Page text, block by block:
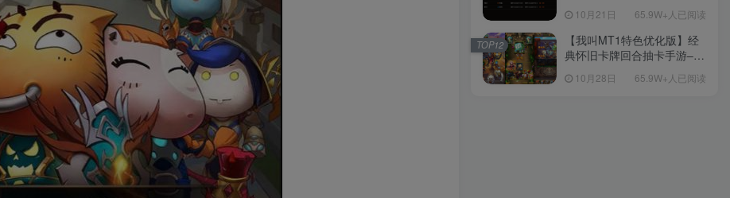
10月21日 65.9W+人已阅读
【我叫MT1特色优化版】经
典怀旧卡牌回合抽卡手游–打
教程-多功能GM后台工具-网
10月28日 65.9W+人已阅读
TOP12